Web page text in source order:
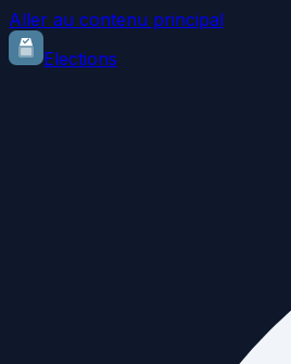
Aller au contenu principal
Elections